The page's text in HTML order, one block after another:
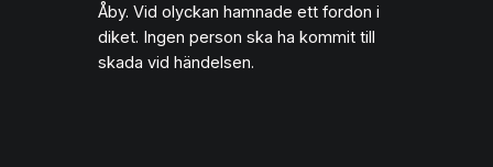
Åby. Vid olyckan hamnade ett fordon i
diket. Ingen person ska ha kommit till
skada vid händelsen.